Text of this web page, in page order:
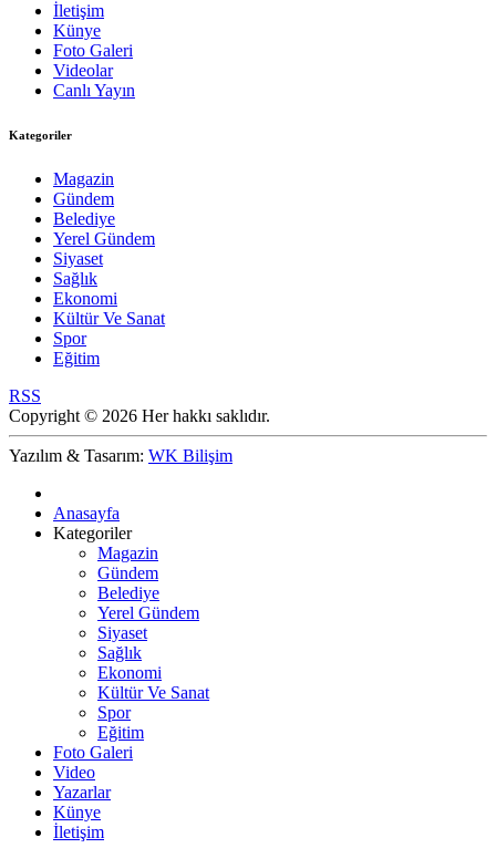
İletişim
Künye
Foto Galeri
Videolar
Canlı Yayın
Kategoriler
Magazin
Gündem
Belediye
Yerel Gündem
Siyaset
Sağlık
Ekonomi
Kültür Ve Sanat
Spor
Eğitim
RSS
Copyright © 2026 Her hakkı saklıdır.
Yazılım & Tasarım: WK Bilişim
Anasayfa
Kategoriler
Magazin
Gündem
Belediye
Yerel Gündem
Siyaset
Sağlık
Ekonomi
Kültür Ve Sanat
Spor
Eğitim
Foto Galeri
Video
Yazarlar
Künye
İletişim